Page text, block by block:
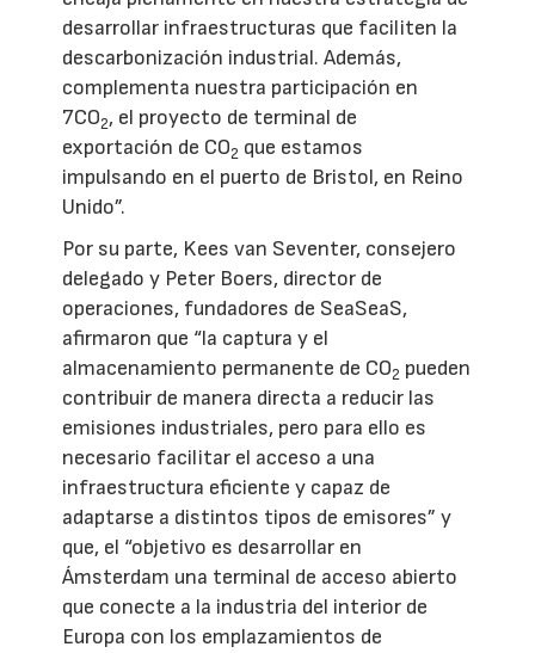
desarrollar infraestructuras que faciliten la
descarbonización industrial. Además,
complementa nuestra participación en
7CO2, el proyecto de terminal de
exportación de CO2 que estamos
impulsando en el puerto de Bristol, en Reino
Unido”.
Por su parte, Kees van Seventer, consejero
delegado y Peter Boers, director de
operaciones, fundadores de SeaSeaS,
afirmaron que “la captura y el
almacenamiento permanente de CO2 pueden
contribuir de manera directa a reducir las
emisiones industriales, pero para ello es
necesario facilitar el acceso a una
infraestructura eficiente y capaz de
adaptarse a distintos tipos de emisores” y
que, el “objetivo es desarrollar en
Ámsterdam una terminal de acceso abierto
que conecte a la industria del interior de
Europa con los emplazamientos de